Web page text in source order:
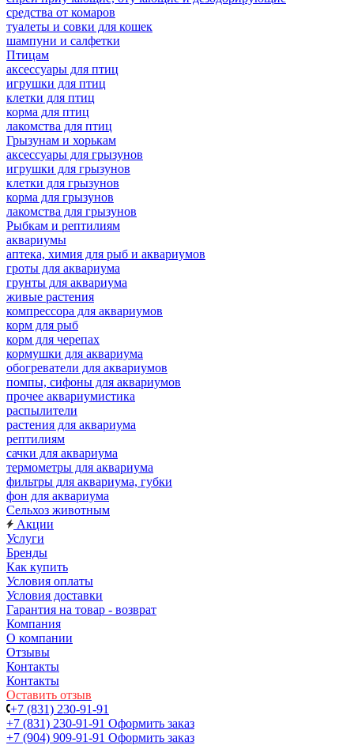
средства от комаров
туалеты и совки для кошек
шампуни и салфетки
Птицам
аксессуары для птиц
игрушки для птиц
клетки для птиц
корма для птиц
лакомства для птиц
Грызунам и хорькам
аксессуары для грызунов
игрушки для грызунов
клетки для грызунов
корма для грызунов
лакомства для грызунов
Рыбкам и рептилиям
аквариумы
аптека, химия для рыб и аквариумов
гроты для аквариума
грунты для аквариума
живые растения
компрессора для аквариумов
корм для рыб
корм для черепах
кормушки для аквариума
обогреватели для аквариумов
помпы, сифоны для аквариумов
прочее аквариумистика
распылители
растения для аквариума
рептилиям
сачки для аквариума
термометры для аквариума
фильтры для аквариума, губки
фон для аквариума
Сельхоз животным
Акции
Услуги
Бренды
Как купить
Условия оплаты
Условия доставки
Гарантия на товар - возврат
Компания
О компании
Отзывы
Контакты
Контакты
Оставить отзыв
+7 (831) 230-91-91
+7 (831) 230-91-91 Оформить заказ
+7 (904) 909-91-91 Оформить заказ